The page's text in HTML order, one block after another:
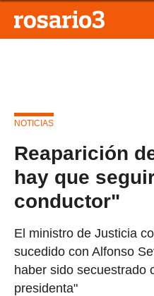
NOTICIAS
Reaparición
hay que
conductor"
El ministro de Justicia
sucedido con Alfonso
haber sido secuestrado
presidenta"